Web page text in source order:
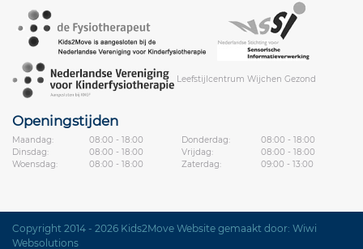
Leefstijlcentrum Wijchen Gezond
Openingstijden
Maandag:
08:00 - 18:00
Dinsdag:
08:00 - 18:00
Woensdag:
08:00 - 18:00
Donderdag:
08:00 - 18:00
Vrijdag:
08:00 - 18:00
Zaterdag:
09:00 - 13:00
Copyright 2014 - 2026 Kids2Move Website gemaakt door: Wiwi
Websolutions